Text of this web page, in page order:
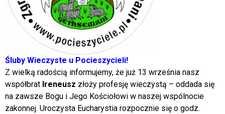
Śluby Wieczyste u Pocieszycieli!
Z wielką radością informujemy, że już 13 września nasz
współbrat Ireneusz złoży profesję wieczystą – oddada się
na zawsze Bogu i Jego Kościołowi w naszej wspólnocie
zakonnej. Uroczysta Eucharystia rozpocznie się o godz.